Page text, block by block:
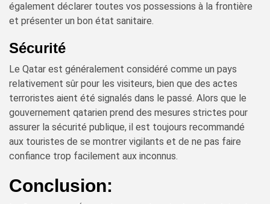
également déclarer toutes vos possessions à la frontière
et présenter un bon état sanitaire.
Sécurité
Le Qatar est généralement considéré comme un pays
relativement sûr pour les visiteurs, bien que des actes
terroristes aient été signalés dans le passé. Alors que le
gouvernement qatarien prend des mesures strictes pour
assurer la sécurité publique, il est toujours recommandé
aux touristes de se montrer vigilants et de ne pas faire
confiance trop facilement aux inconnus.
Conclusion: